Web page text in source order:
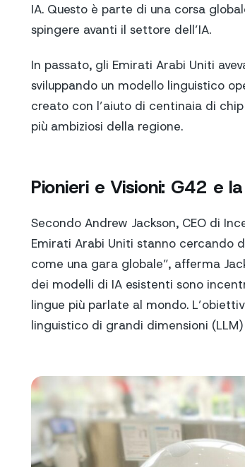
IA. Questo è parte di una corsa
spingere avanti il settore dell’IA.
In passato, gli Emirati Arabi Uniti
sviluppando un modello linguistico
creato con l’aiuto di centinaia di
più ambiziosi della regione.
Pionieri e Visioni: G42 e
Secondo Andrew Jackson, CEO di
Emirati Arabi Uniti stanno cercando
come una gara globale”, afferma
dei modelli di IA esistenti sono
lingue più parlate al mondo.
linguistico di grandi dimensioni